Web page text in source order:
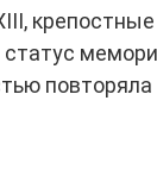
статус